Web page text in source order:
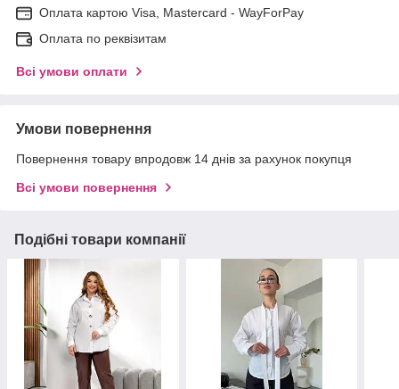
Оплата картою Visa, Mastercard - WayForPay
Оплата по реквізитам
Всі умови оплати
Умови повернення
Повернення товару впродовж 14 днів за рахунок покупця
Всі умови повернення
Подібні товари компанії